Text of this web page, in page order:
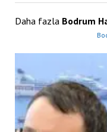
Daha fazla Bodrum